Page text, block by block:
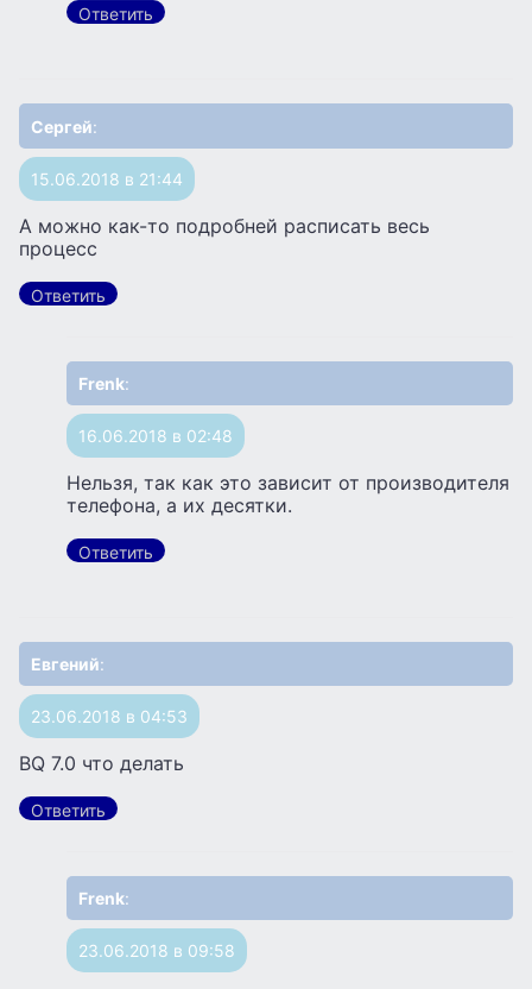
Ответить
Сергей:
15.06.2018 в 21:44
А можно как-то подробней расписать весь
процесс
Ответить
Frenk:
16.06.2018 в 02:48
Нельзя, так как это зависит от производителя
телефона, а их десятки.
Ответить
Евгений:
23.06.2018 в 04:53
BQ 7.0 что делать
Ответить
Frenk:
23.06.2018 в 09:58